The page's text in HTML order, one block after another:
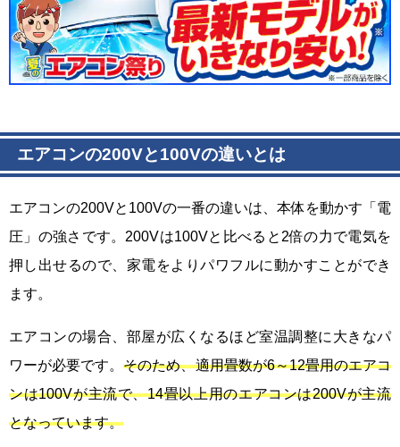
エアコンの200Vと100Vの違いとは
エアコンの200Vと100Vの一番の違いは、本体を動かす「電
圧」の強さです。200Vは100Vと比べると2倍の力で電気を
押し出せるので、家電をよりパワフルに動かすことができ
ます。
エアコンの場合、部屋が広くなるほど室温調整に大きなパ
ワーが必要です。そのため、適用畳数が6～12畳用のエアコ
ンは100Vが主流で、14畳以上用のエアコンは200Vが主流
となっています。